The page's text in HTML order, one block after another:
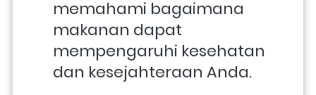
memahami bagaimana
makanan dapat
mempengaruhi kesehatan
dan kesejahteraan Anda.